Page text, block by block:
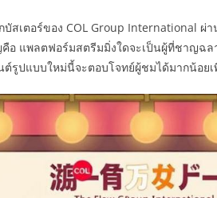
บัสเตอร์ของ COL Group International
อ แพลตฟอร์มสตรีมมิ่งใดจะเป็นผู้ที่ชาญฉล
ปแบบใหม่นี้จะตอบโจทย์ผู้ชมได้มากน้อยเ